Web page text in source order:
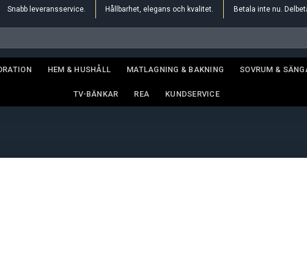
Snabb leveransservice. Hållbarhet, elegans och kvalitet. Betala inte nu.
HEM & HUSHÅLL MATLAGNING & BAKNING SOVRUM &
TV-BÄNKAR REA KUNDSERVICE